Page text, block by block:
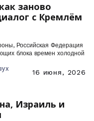
заново
с Кремлём
Российская Федерация
блока времен холодной
16 июня, 2026
Израиль и